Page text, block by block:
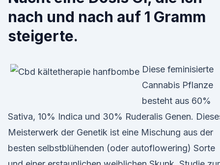
nach und nach auf 1 Gramm
steigerte.
Diese feminisierte
Cannabis Pflanze
besteht aus 60%
Sativa, 10% Indica und 30% Ruderalis Genen.
Meisterwerk der Genetik ist eine Mischung aus der
besten selbstblühenden (oder autoflowering) Sorte